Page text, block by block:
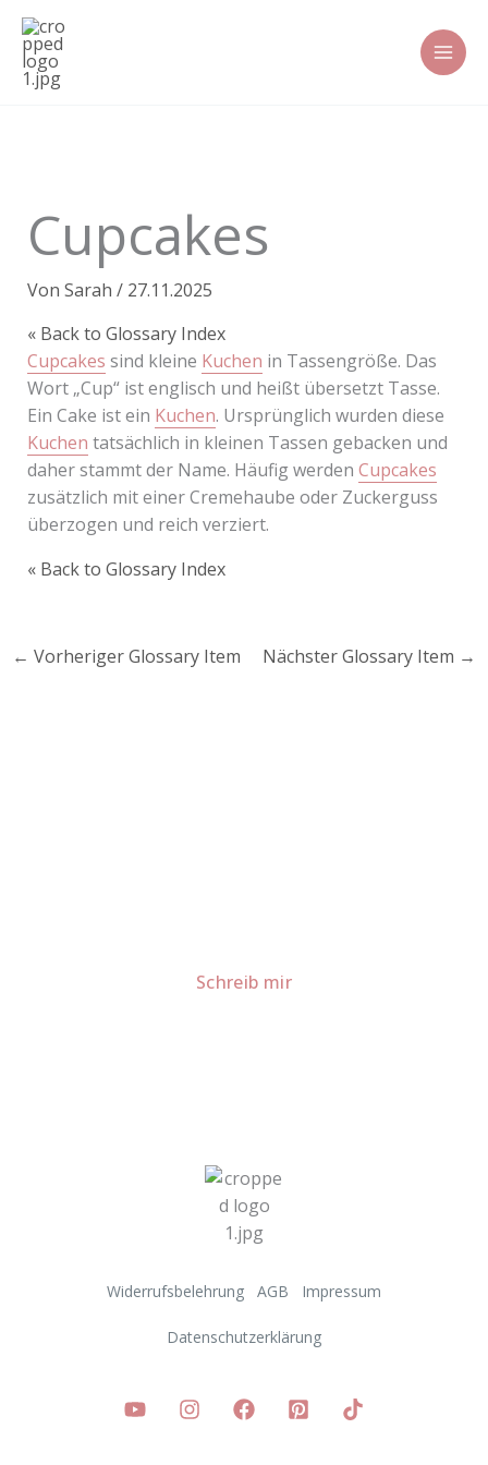
Zum
Inhalt
springen
Cupcakes
Von Sarah / 27.11.2025
« Back to Glossary Index
Cupcakes sind kleine Kuchen in Tassengröße. Das
Wort „Cup“ ist englisch und heißt übersetzt Tasse.
Ein Cake ist ein Kuchen. Ursprünglich wurden diese
Kuchen tatsächlich in kleinen Tassen gebacken und
daher stammt der Name. Häufig werden Cupcakes
zusätzlich mit einer Cremehaube oder Zuckerguss
überzogen und reich verziert.
« Back to Glossary Index
← Vorheriger Glossary Item Nächster Glossary Item →
Schreib mir
Widerrufsbelehrung AGB Impressum
Datenschutzerklärung